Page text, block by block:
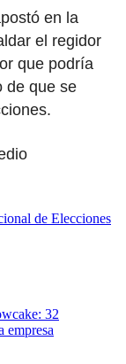
en la
el regidor
que podría
de que se
de Elecciones
32
empresa